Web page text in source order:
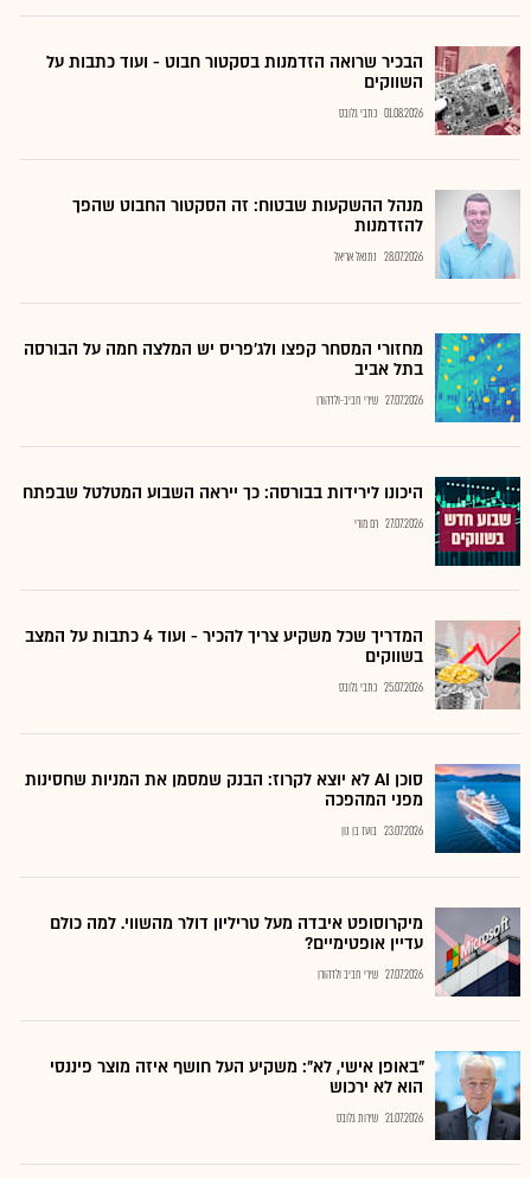
הבכיר שרואה הזדמנות בסקטור חבוט - ועוד כתבות על
השווקים
01.08.2026 כתבי גלובס
מנהל ההשקעות שבטוח: זה הסקטור החבוט שהפך
להזדמנות
28.07.2026 נתנאל אריאל
מחזורי המסחר קפצו ולג'פריס יש המלצה חמה על הבורסה
בתל אביב
27.07.2026 שירי חביב-ולדהורן
היכונו לירידות בבורסה: כך ייראה השבוע המטלטל שבפתח
27.07.2026 רם מורי
המדריך שכל משקיע צריך להכיר - ועוד 4 כתבות על המצב
בשווקים
25.07.2026 כתבי גלובס
סוכן AI לא יוצא לקרוז: הבנק שמסמן את המניות שחסינות
מפני המהפכה
23.07.2026 בועז בן נון
מיקרוסופט איבדה מעל טריליון דולר מהשווי. למה כולם
עדיין אופטימיים?
27.07.2026 שירי חביב ולדהורן
"באופן אישי, לא": משקיע העל חושף איזה מוצר פיננסי
הוא לא ירכוש
21.07.2026 שירות גלובס